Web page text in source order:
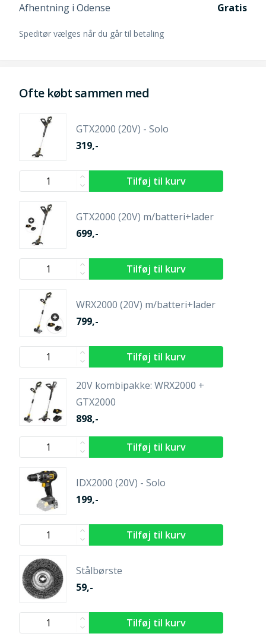
Afhentning i Odense
Gratis
Speditør vælges når du går til betaling
Ofte købt sammen med
GTX2000 (20V) - Solo
319,-
GTX2000 (20V) m/batteri+lader
699,-
WRX2000 (20V) m/batteri+lader
799,-
20V kombipakke: WRX2000 +
GTX2000
898,-
IDX2000 (20V) - Solo
199,-
Stålbørste
59,-